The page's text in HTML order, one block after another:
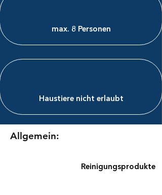
max. 8 Personen​
Haustiere​ nicht erlaubt
Allgemein:
Reinigungsprodukte